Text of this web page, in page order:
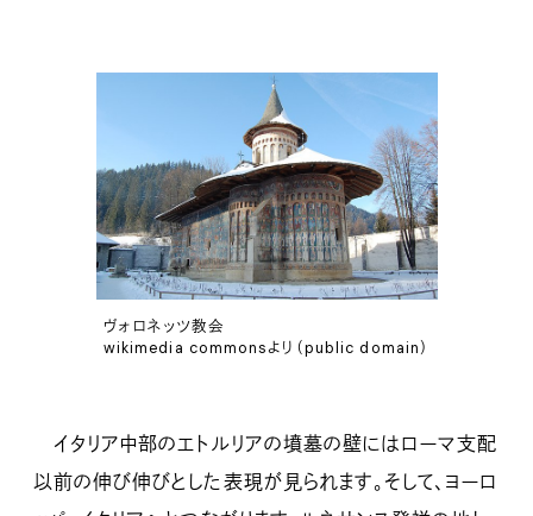
ヴォロネッツ教会
wikimedia commonsより（public domain）
イタリア中部のエトルリアの墳墓の壁にはローマ支配
以前の伸び伸びとした表現が見られます。そして、ヨーロ